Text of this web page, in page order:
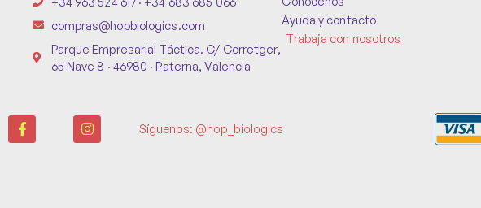
compras@hopbiologics.com
Parque Empresarial Táctica. C/ Corretger,
65 Nave 8 · 46980 · Paterna, Valencia
Ayuda y contacto
Trabaja con nosotros
Síguenos: @hop_biologics